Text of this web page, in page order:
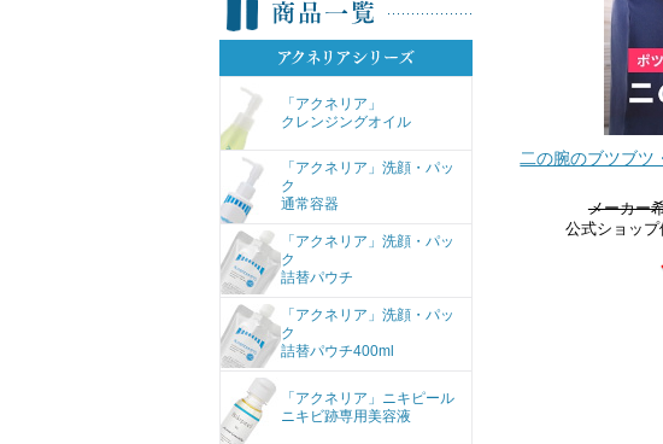
「アクネリア」
クレンジングオイル
「アクネリア」洗顔・パッ
ク
通常容器
「アクネリア」洗顔・パッ
ク
詰替パウチ
「アクネリア」洗顔・パッ
ク
詰替パウチ400ml
「アクネリア」ニキピール
ニキビ跡専用美容液
二の腕のブツブツ
メーカー
公式ショップ